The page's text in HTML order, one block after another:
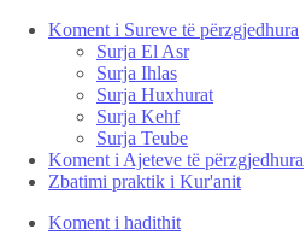
Koment i Sureve të përzgjedhura
Surja El Asr
Surja Ihlas
Surja Huxhurat
Surja Kehf
Surja Teube
Koment i Ajeteve të përzgjedhura
Zbatimi praktik i Kur'anit
Koment i hadithit